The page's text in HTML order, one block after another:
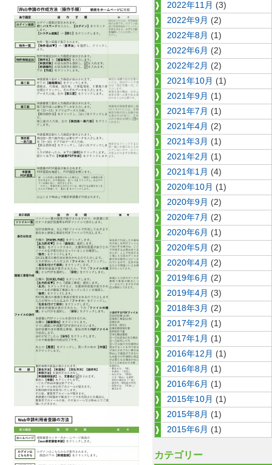
2022年11月 (3)
2022年9月 (2)
2022年8月 (1)
2022年6月 (2)
2022年2月 (2)
2021年10月 (1)
2021年9月 (1)
2021年7月 (1)
2021年4月 (2)
2021年3月 (1)
2021年2月 (1)
2021年1月 (4)
2020年10月 (1)
2020年9月 (2)
2020年7月 (2)
2020年6月 (1)
2020年5月 (2)
2020年4月 (2)
2019年6月 (2)
2019年4月 (3)
2018年3月 (2)
2017年2月 (1)
2017年1月 (1)
2016年12月 (1)
2016年8月 (1)
2016年6月 (1)
2015年10月 (1)
2015年8月 (1)
2015年6月 (1)
カテゴリー